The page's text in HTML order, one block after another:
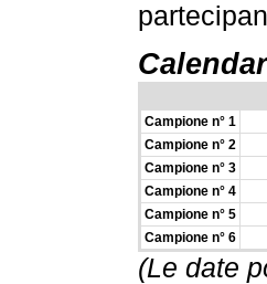
Campione n° 1
Campione n° 2
Campione n° 3
Campione n° 4
Campione n° 5
Campione n° 6
(Le date